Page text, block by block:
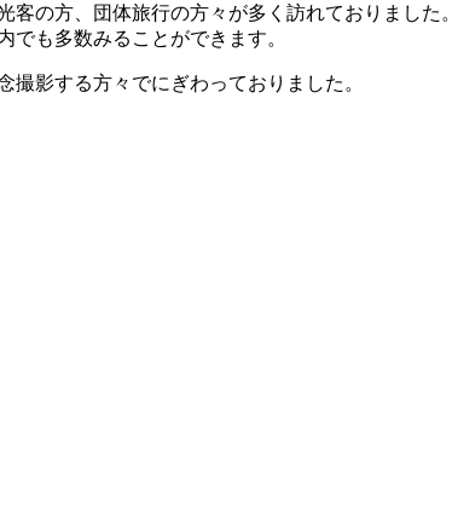
の方、団体旅行の方々が多く訪れておりました。
でも多数みることができます。
撮影する方々でにぎわっておりました。